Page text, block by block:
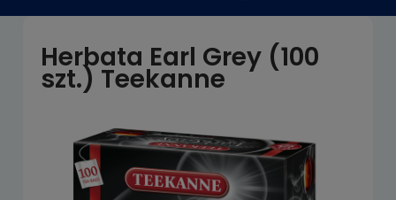
Herbata Earl Grey (100
szt.) Teekanne